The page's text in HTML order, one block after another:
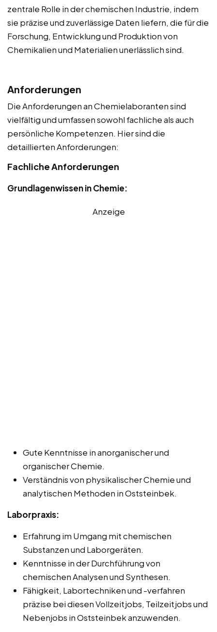
zentrale Rolle in der chemischen Industrie, indem
sie präzise und zuverlässige Daten liefern, die für die
Forschung, Entwicklung und Produktion von
Chemikalien und Materialien unerlässlich sind.
Anforderungen
Die Anforderungen an Chemielaboranten sind
vielfältig und umfassen sowohl fachliche als auch
persönliche Kompetenzen. Hier sind die
detaillierten Anforderungen:
Fachliche Anforderungen
Grundlagenwissen in Chemie:
Anzeige
Gute Kenntnisse in anorganischer und
organischer Chemie.
Verständnis von physikalischer Chemie und
analytischen Methoden in Oststeinbek.
Laborpraxis:
Erfahrung im Umgang mit chemischen
Substanzen und Laborgeräten.
Kenntnisse in der Durchführung von
chemischen Analysen und Synthesen.
Fähigkeit, Labortechniken und -verfahren
präzise bei diesen Vollzeitjobs, Teilzeitjobs und
Nebenjobs in Oststeinbek anzuwenden.